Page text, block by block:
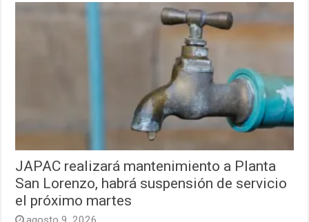
JAPAC realizará mantenimiento a Planta
San Lorenzo, habrá suspensión de servicio
el próximo martes